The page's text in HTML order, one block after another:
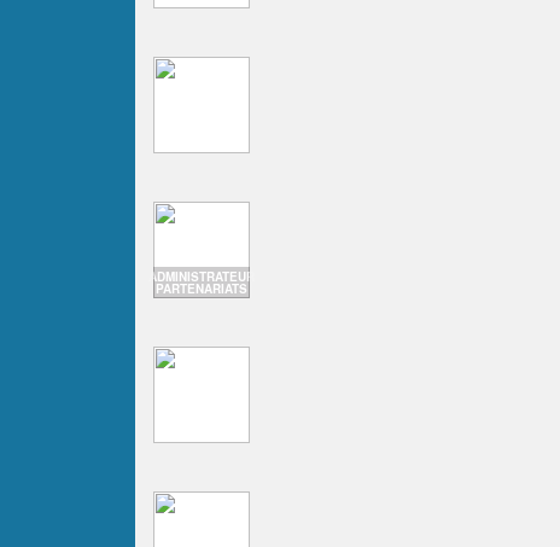
ADMINISTRATEUR
PARTENARIATS